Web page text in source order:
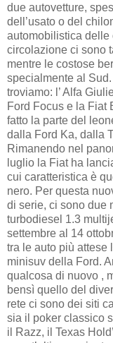
due autovetture,
dell’usato o del
automobilistica delle
circolazione ci sono
mentre le costose
specialmente al
troviamo: l’ Alfa
Ford Focus e la Fiat
fatto la parte del
dalla Ford Ka, dalla
Rimanendo nel
luglio la Fiat ha
cui caratteristica è
nero. Per questa
di serie, ci sono due
turbodiesel 1.3
settembre al 14
tra le auto più attese
minisuv della Ford.
qualcosa di nuovo ,
bensì quello del
rete ci sono dei siti
sia il poker classico
il Razz, il Texas